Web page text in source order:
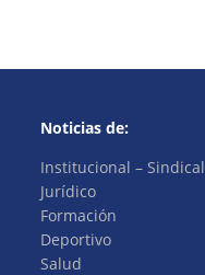
Noticias de:
Institucional – Sindical
Jurídico
Formación
Deportivo
Salud